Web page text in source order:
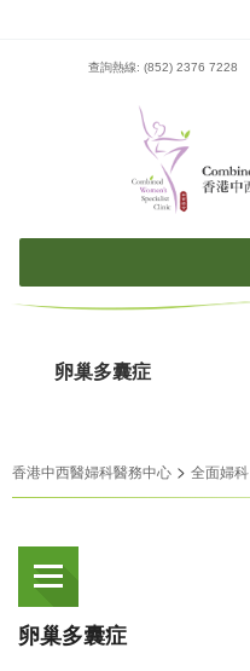
查詢熱線: (852) 2376 7228
卵巢多囊症
香港中西醫婦科醫務中心 > 全面婦科
卵巢多囊症